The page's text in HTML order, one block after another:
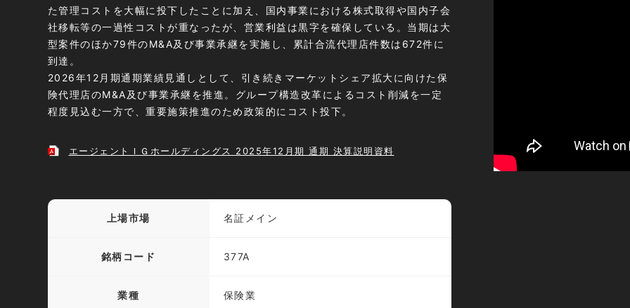
た管理コストを大幅に投下したことに加え、国内事業における株式取得や国内子会
社移転等の一過性コストが重なったが、営業利益は黒字を確保している。当期は大
型案件のほか79件のM&A及び事業承継を実施し、累計合流代理店件数は672件に
到達。
2026年12月期通期業績見通しとして、引き続きマーケットシェア拡大に向けた保
険代理店のM&A及び事業承継を推進。グループ構造改革によるコスト削減を一定
程度見込む一方で、重要施策推進のため政策的にコスト投下。
エージェントＩＧホールディングス 2025年12月期 通期 決算説明資料
上場市場 名証メイン
銘柄コード 377A
業種 保険業